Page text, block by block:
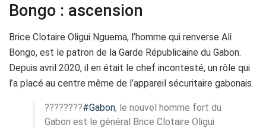
Bongo : ascension
Brice Clotaire Oligui Nguema, l’homme qui renverse Ali
Bongo, est le patron de la Garde Républicaine du Gabon.
Depuis avril 2020, il en était le chef incontesté, un rôle qui
l’a placé au centre même de l’appareil sécuritaire gabonais.
????????#Gabon, le nouvel homme fort du
Gabon est le général Brice Clotaire Oligui